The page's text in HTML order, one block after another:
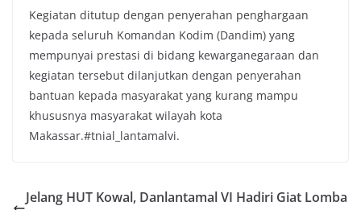
Kegiatan ditutup dengan penyerahan penghargaan
kepada seluruh Komandan Kodim (Dandim) yang
mempunyai prestasi di bidang kewarganegaraan dan
kegiatan tersebut dilanjutkan dengan penyerahan
bantuan kepada masyarakat yang kurang mampu
khususnya masyarakat wilayah kota
Makassar.#tnial_lantamalvi.
Jelang HUT Kowal, Danlantamal VI Hadiri Giat Lomba